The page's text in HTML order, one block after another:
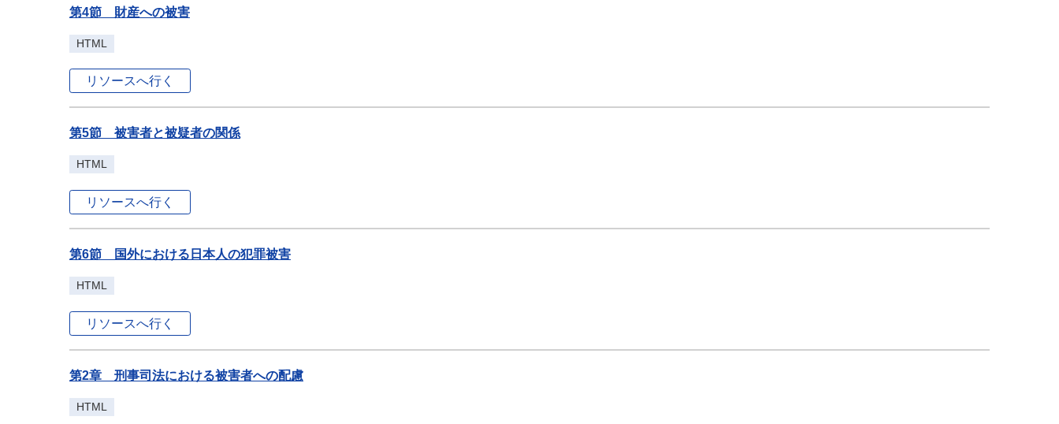
第4節 財産への被害
HTML
リソースへ行く
第5節 被害者と被疑者の関係
HTML
リソースへ行く
第6節 国外における日本人の犯罪被害
HTML
リソースへ行く
第2章 刑事司法における被害者への配慮
HTML